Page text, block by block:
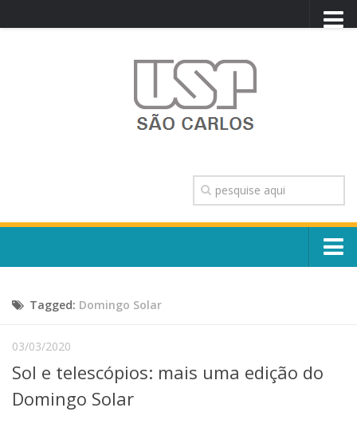
TRANSPARÊNCIA
OUVIDORIA
CONTATO
Escola, Institutos e Órgãos
Núcleos e Comissões
Telefones e Mapas
Pessoas
Tagged: Domingo Solar
03/03/2020
Sol e telescópios: mais uma edição do
Domingo Solar